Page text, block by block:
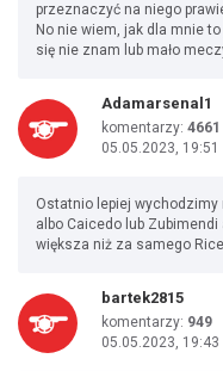
przeznaczyć na niego
No nie wiem, jak dla mnie
się nie znam lub mało
Adamarsenal1
komentarzy: 4661
05.05.2023, 19:51
Ostatnio lepiej
albo Caicedo lub
większa niż za samego
bartek2815
komentarzy: 949
05.05.2023, 19:43